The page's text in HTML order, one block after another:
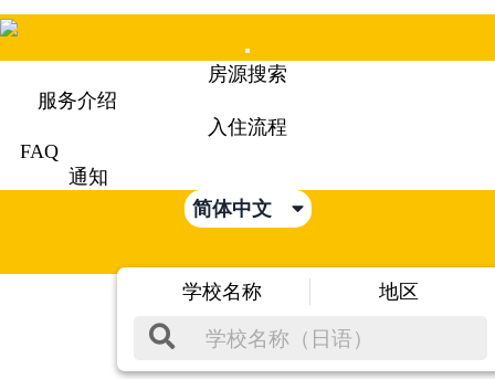
Mobile
Menu
房源搜索
服务介绍
入住流程
FAQ
通知
简体中文
学校名称 地区